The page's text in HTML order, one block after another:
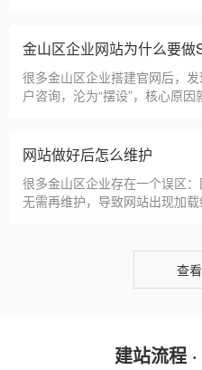
天详细解读SSL证书的核心作用
用。首先，SSL证书最核心的
金山区企业网站为什么要做
很多金山区企业搭建官网后，
户咨询，沦为“摆设”，核心原
通过合理的优化，让网站获得更
客，提升线上竞争力。首先，S
网站做好后怎么维护
很多金山区企业存在一个误区
无需再维护，导致网站出现加
也是契合百度优化算法的关键
查
建站流程 ·